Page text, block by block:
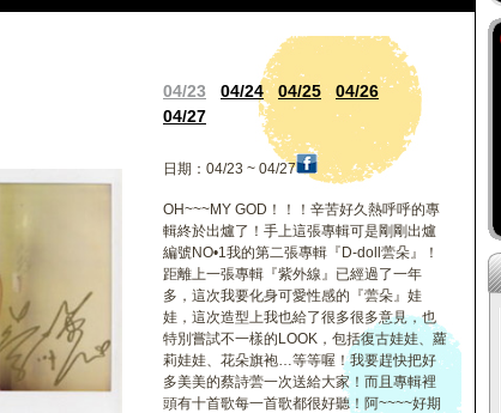
04/23 04/24 04/25
04/26
04/27
日期：04/23 ~ 04/27
OH~~~MY GOD！！！辛苦好久熱呼呼的專
輯終於出爐了！手上這張專輯可是剛剛出爐
編號NO•1我的第二張專輯『D-doll蕓朵』！
距離上一張專輯『紫外線』已經過了一年
多，這次我要化身可愛性感的『蕓朵』娃
娃，這次造型上我也給了很多很多意見，也
特別嘗試不一樣的LOOK，包括復古娃娃、蘿
莉娃娃、花朵旗袍…等等喔！我要趕快把好
多美美的蔡詩蕓一次送給大家！而且專輯裡
頭有十首歌每一首歌都很好聽！阿~~~~好期